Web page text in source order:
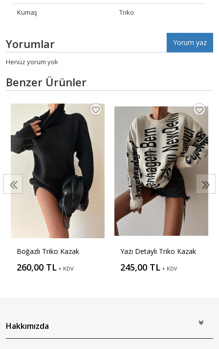
Kumaş
Triko
Yorumlar Yorum yaz
Henüz yorum yok
Benzer Ürünler
Boğazlı Triko Kazak
260,00 TL + KDV
Yazı Detaylı Triko Kazak
245,00 TL + KDV
Hakkımızda